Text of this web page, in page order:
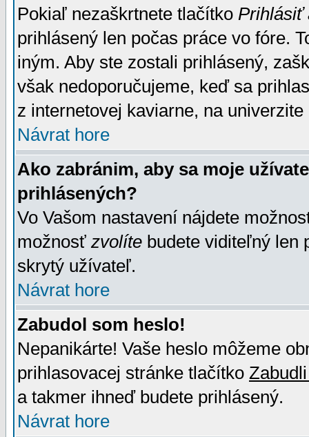
Pokiaľ nezaškrtnete tlačítko Prihlásiť
prihlásený len počas práce vo fóre.
iným. Aby ste zostali prihlásený,
však nedoporučujeme, keď sa
z internetovej kaviarne, na univerzite
Návrat hore
Ako zabránim, aby sa moje
prihlásených?
Vo Vašom nastavení nájdete
možnosť zvolíte budete viditeľný len
skrytý užívateľ.
Návrat hore
Zabudol som heslo!
Nepanikárte! Vaše heslo môžeme
prihlasovacej stránke tlačítko
a takmer ihneď budete prihlásený.
Návrat hore